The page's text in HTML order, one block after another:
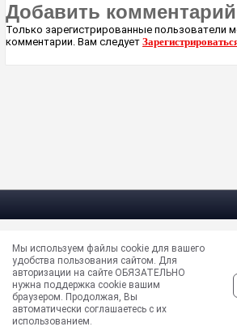
Добавить комментарий
Только зарегистрированные пользователи
комментарии. Вам следует
Электрическая почта —masun@unews.pro
Сообщить об ошибке —support@unews.pro
rss - Читать новости в RSS
Disclaimer: Все права на публикуемые
и текстовые материалы принадлежат
Мы используем файлы cookie для вашего
удобства пользования сайтом. Для
авторизации на сайте ОБЯЗАТЕЛЬНО
нужна поддержка cookie вашим
браузером. Продолжая, Вы
автоматически соглашаетесь с их
использованием.